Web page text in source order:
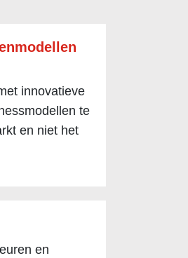
innovatieve
te
en niet het
en